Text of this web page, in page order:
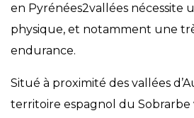
en Pyrénées2vallées nécessite
physique, et notamment une
endurance.
Situé à proximité des vallées
territoire espagnol du Sobrarbe